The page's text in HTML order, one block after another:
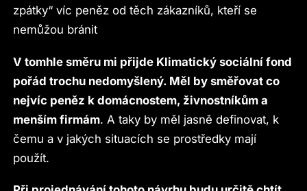
zpátky“ víc peněz od těch zákazníků, kteří se
nemůžou bránit
V tomhle směru mi přijde Klimatický sociální fond
pořád trochu nedomyšlený. Měl by směřovat co
nejvíc peněz k domácnostem, živnostníkům a
menším firmám. A taky by měl jasně definovat, k
čemu a v jakých situacích se prostředky mají
použít.